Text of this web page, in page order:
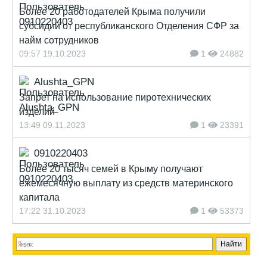
Более 20 работодателей Крыма получили
субсидии от республиканского Отделения СФР за
найм сотрудников
09:57 19.10.2023 1 24882
Alushta_GPN
Запрет на использование пиротехнических
изделий
13:49 09.11.2023 1 23391
0910220403
Более 20 тысяч семей в Крыму получают
ежемесячную выплату из средств материнского
капитала
17:22 31.10.2023 1 53373